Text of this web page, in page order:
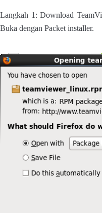
Langkah 1: Download
Buka dengan Packet installer.